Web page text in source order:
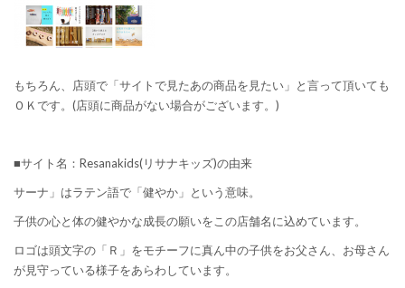
もちろん、店頭で「サイトで見たあの商品を見たい」と言って頂いても
ＯＫです。(店頭に商品がない場合がございます。)
■サイト名：Resanakids(リサナキッズ)の由来
サーナ」はラテン語で「健やか」という意味。
子供の心と体の健やかな成長の願いをこの店舗名に込めています。
ロゴは頭文字の「Ｒ」をモチーフに真ん中の子供をお父さん、お母さん
が見守っている様子をあらわしています。